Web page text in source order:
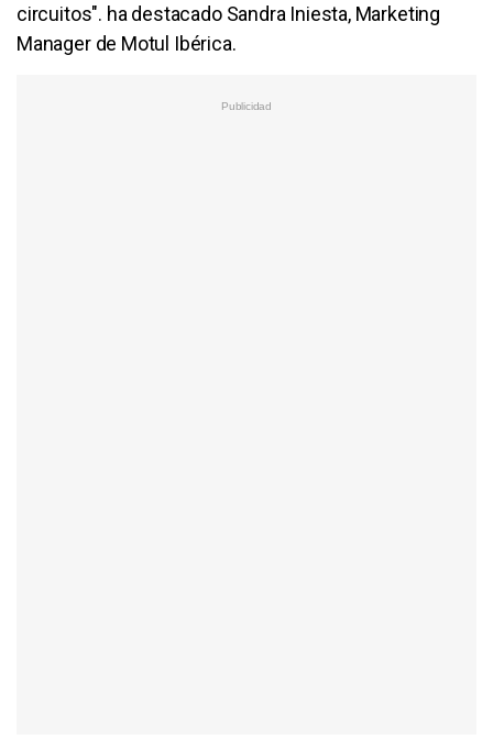
circuitos". ha destacado Sandra Iniesta, Marketing
Manager de Motul Ibérica.